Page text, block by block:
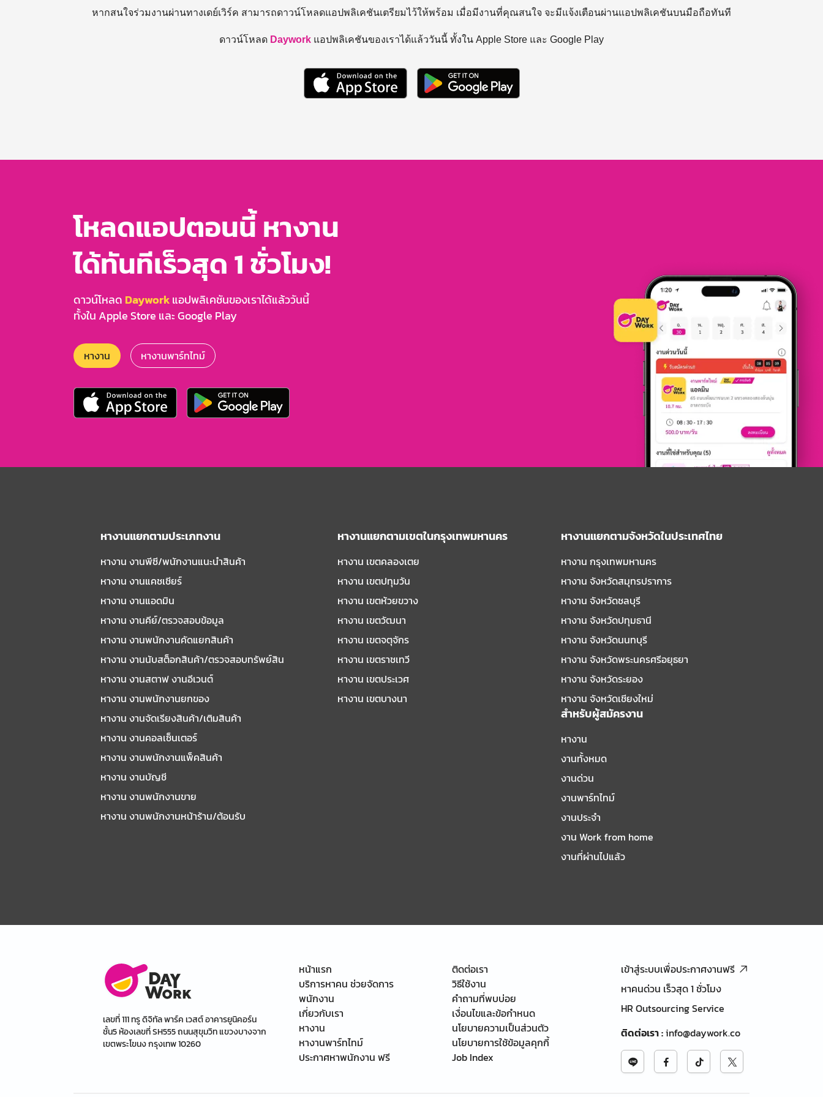
หากสนใจร่วมงานผ่านทางเดย์เวิร์ค สามารถดาวน์โหลดแอปพลิเคชันเตรียมไว้ให้พร้อม เมื่อมีงานที่คุณสนใจ จะมีแจ้งเตือนผ่านแอปพลิเคชันบนมือถือทันที
ดาวน์โหลด Daywork แอปพลิเคชันของเราได้แล้ววันนี้ ทั้งใน Apple Store และ Google Play
โหลดแอปตอนนี้ หางาน
ได้ทันทีเร็วสุด 1 ชั่วโมง!
ดาวน์โหลด Dayworkแอปพลิเคชันของเราได้แล้ววันนี้
ทั้งใน Apple Store และ Google Play
หางาน หางานพาร์ทไทม์
หางานแยกตามประเภทงาน
หางาน งานพีซี/พนักงานแนะนําสินค้า
หางาน งานแคชเชียร์
หางาน งานแอดมิน
หางาน งานคีย์/ตรวจสอบข้อมูล
หางาน งานพนักงานคัดแยกสินค้า
หางาน งานนับสต็อกสินค้า/ตรวจสอบทรัพย์สิน
หางาน งานสตาฟ งานอีเวนต์
หางาน งานพนักงานยกของ
หางาน งานจัดเรียงสินค้า/เติมสินค้า
หางาน งานคอลเซ็นเตอร์
หางาน งานพนักงานแพ็คสินค้า
หางาน งานบัญชี
หางาน งานพนักงานขาย
หางาน งานพนักงานหน้าร้าน/ต้อนรับ
หางานแยกตามเขตในกรุงเทพมหานคร
หางาน เขตคลองเตย
หางาน เขตปทุมวัน
หางาน เขตห้วยขวาง
หางาน เขตวัฒนา
หางาน เขตจตุจักร
หางาน เขตราชเทวี
หางาน เขตประเวศ
หางาน เขตบางนา
หางานแยกตามจังหวัดในประเทศไทย
หางาน กรุงเทพมหานคร
หางาน จังหวัดสมุทรปราการ
หางาน จังหวัดชลบุรี
หางาน จังหวัดปทุมธานี
หางาน จังหวัดนนทบุรี
หางาน จังหวัดพระนครศรีอยุธยา
หางาน จังหวัดระยอง
หางาน จังหวัดเชียงใหม่
สำหรับผู้สมัครงาน
หางาน
งานทั้งหมด
งานด่วน
งานพาร์ทไทม์
งานประจำ
งาน Work from home
งานที่ผ่านไปแล้ว
เลขที่ 111 ทรู ดิจิทัล พาร์ค เวสต์ อาคารยูนิคอร์น
ชั้น5 ห้องเลขที่ SH555 ถนนสุขุมวิท แขวงบางจาก
เขตพระโขนง กรุงเทพ 10260
หน้าแรก
บริการหาคน ช่วยจัดการ
พนักงาน
เกี่ยวกับเรา
หางาน
หางานพาร์ทไทม์
ประกาศหาพนักงาน ฟรี
ติดต่อเรา
วิธีใช้งาน
คำถามที่พบบ่อย
เงื่อนไขและข้อกำหนด
นโยบายความเป็นส่วนตัว
นโยบายการใช้ข้อมูลคุกกี้
Job Index
เข้าสู่ระบบเพื่อประกาศงานฟรี
หาคนด่วน เร็วสุด 1 ชั่วโมง
HR Outsourcing Service
ติดต่อเรา:info@daywork.co